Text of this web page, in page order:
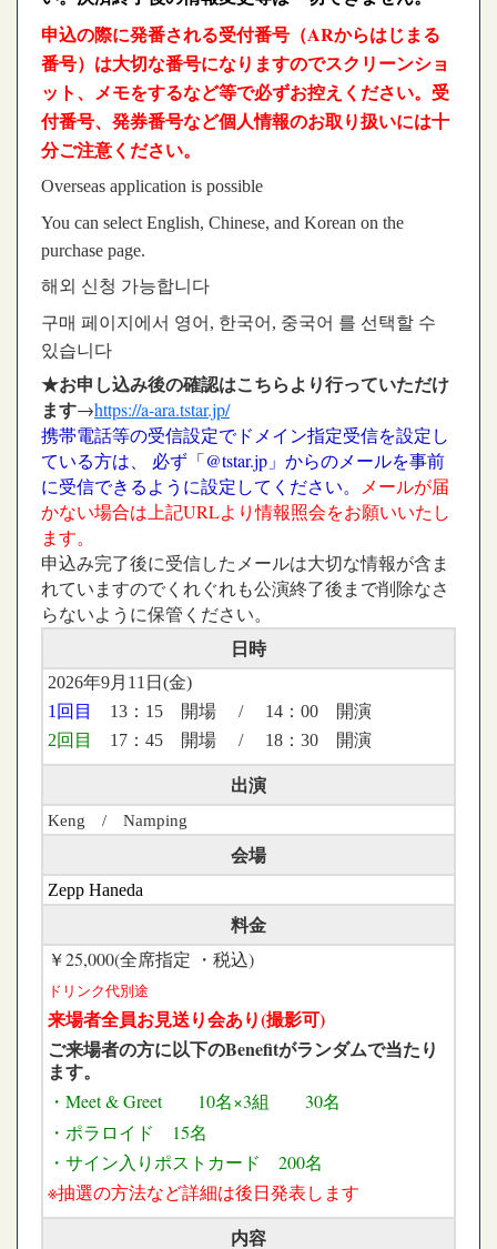
申込の際に発番される受付番号（ARからはじまる
番号）は大切な番号になりますのでスクリーンショ
ット、メモをするなど等で必ずお控えください。受
付番号、発券番号など個人情報のお取り扱いには十
分ご注意ください。
Overseas application is possible
You can select English, Chinese, and Korean on the
purchase page.
해외 신청 가능합니다
구매 페이지에서 영어, 한국어, 중국어 를 선택할 수
있습니다
★お申し込み後の確認はこちらより行っていただけ
ます→https://a-ara.tstar.jp/
携帯電話等の受信設定でドメイン指定受信を設定し
ている方は、 必ず「@tstar.jp」からのメールを事前
に受信できるように設定してください。
メールが届
かない場合は上記URLより情報照会をお願いいたし
ます。
申込み完了後に受信したメールは大切な情報が含ま
れていますのでくれぐれも公演終了後まで削除なさ
らないように保管ください。
日時
2026年9月11日(金)
1回目
13：15 開場 / 14：00 開演
2回目
17：45 開場 / 18：30 開演
出演
Keng / Namping
会場
Zepp Haneda
料金
￥25,000(全席指定 ・税込)
ドリンク代別途
来場者全員お見送り会あり(撮影可)
ご来場者の方に以下のBenefitがランダムで当たり
ます。
・Meet & Greet 10名×3組 30名
・ポラロイド 15名
・サイン入りポストカード 200名
※抽選の方法など詳細は後日発表します
内容